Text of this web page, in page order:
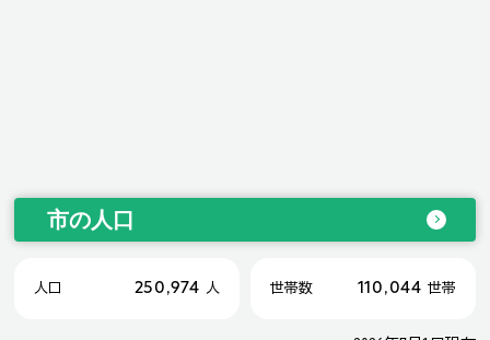
市の人口
人口 250,974 人 世帯数 110,044 世帯